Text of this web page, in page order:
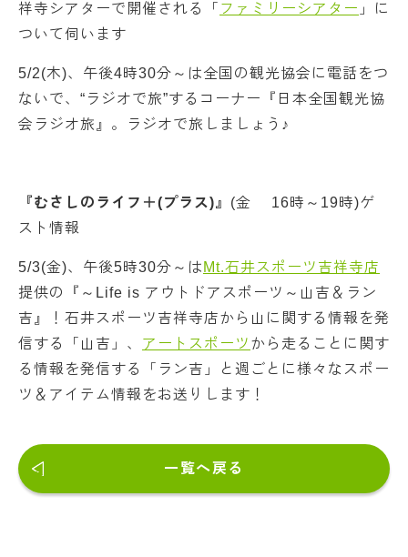
祥寺シアターで開催される「 ファミリーシアター 」に
ついて伺います
5/2(木)、午後4時30分～は全国の観光協会に電話をつ
ないで、“ラジオで旅”するコーナー『日本全国観光協
会ラジオ旅』。ラジオで旅しましょう♪
『むさしのライフ＋(プラス)』 (金 16時～19時)ゲ
スト情報
5/3(金)、午後5時30分～は Mt.石井スポーツ吉祥寺店
提供の『～Life is アウトドアスポーツ～山吉＆ラン
吉』！石井スポーツ吉祥寺店から山に関する情報を発
信する「山吉」、 アートスポーツ から走ることに関す
る情報を発信する「ラン吉」と週ごとに様々なスポー
ツ＆アイテム情報をお送りします！
一覧へ戻る